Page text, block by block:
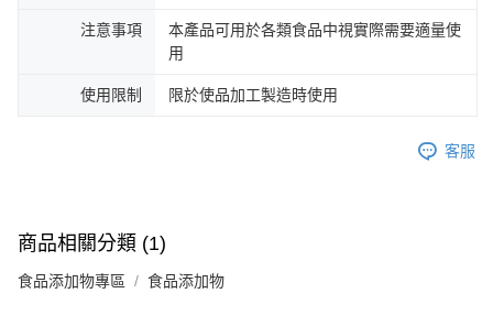
注意事項
本產品可用於各類食品中視實際需要適量使
用
使用限制 限於使品加工製造時使用
客服
商品相關分類 (1)
食品添加物專區 食品添加物